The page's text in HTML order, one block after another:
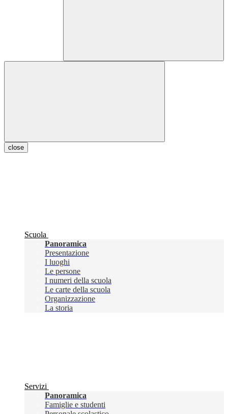
close
Scuola
Panoramica
Presentazione
I luoghi
Le persone
I numeri della scuola
Le carte della scuola
Organizzazione
La storia
Servizi
Panoramica
Famiglie e studenti